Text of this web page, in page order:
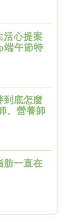
活心提案
端午節特
到底怎麼
、營養師
肪一直在